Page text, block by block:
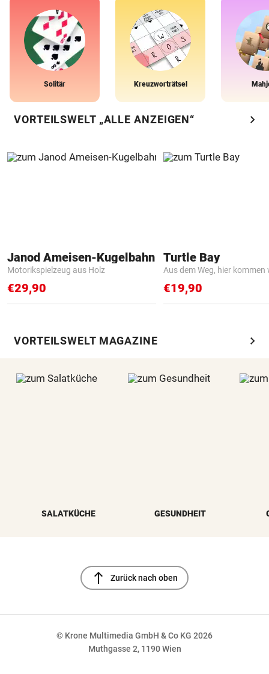
Solitär Kreuzworträtsel
VORTEILSWELT „ALLE ANZEIGEN“ chevron_right
Janod Ameisen-Kugelbahn
Motorikspielzeug aus Holz
€29,90
Turtle Bay
Aus dem Weg, hier kommen
€19,90
VORTEILSWELT MAGAZINE chevron_right
SALATKÜCHE GESUNDHEIT
north Zurück nach oben
© Krone Multimedia GmbH & Co KG 2026
Muthgasse 2, 1190 Wien